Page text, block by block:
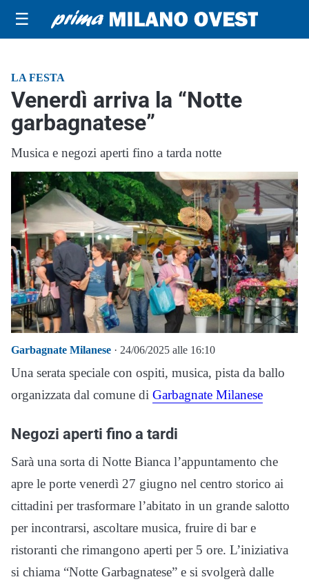
☰
LA FESTA
Venerdì arriva la “Notte
garbagnatese”
Musica e negozi aperti fino a tarda notte
Garbagnate Milanese · 24/06/2025 alle 16:10
Una serata speciale con ospiti, musica, pista da ballo
organizzata dal comune di Garbagnate Milanese
Negozi aperti fino a tardi
Sarà una sorta di Notte Bianca l’appuntamento che
apre le porte venerdì 27 giugno nel centro storico ai
cittadini per trasformare l’abitato in un grande salotto
per incontrarsi, ascoltare musica, fruire di bar e
ristoranti che rimangono aperti per 5 ore. L’iniziativa
si chiama “Notte Garbagnatese” e si svolgerà dalle